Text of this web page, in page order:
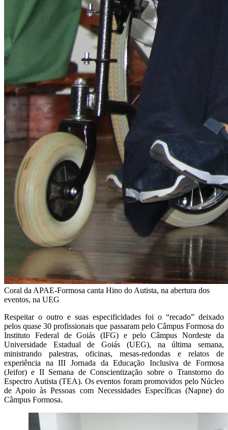
Coral da APAE-Formosa canta Hino do Autista, na abertura dos
eventos, na UEG
Respeitar o outro e suas especificidades foi o “recado” deixado
pelos quase 30 profissionais que passaram pelo Câmpus Formosa do
Instituto Federal de Goiás (IFG) e pelo Câmpus Nordeste da
Universidade Estadual de Goiás (UEG), na última semana,
ministrando palestras, oficinas, mesas-redondas e relatos de
experiência na III Jornada da Educação Inclusiva de Formosa
(Jeifor) e II Semana de Conscientização sobre o Transtorno do
Espectro Autista (TEA). Os eventos foram promovidos pelo Núcleo
de Apoio às Pessoas com Necessidades Específicas (Napne) do
Câmpus Formosa.